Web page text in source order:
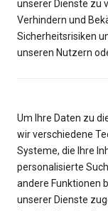
unserer Dienste zu
Verhindern und
Sicherheitsrisiken
unseren Nutzern
Um Ihre Daten zu
wir verschiedene
Systeme, die Ihre
personalisierte
andere Funktionen
unserer Dienste